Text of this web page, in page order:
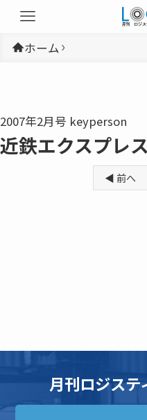
ホーム
2007年2月号 keyperson
近鉄エクスプレ
◀ 前へ
月刊ロジステ